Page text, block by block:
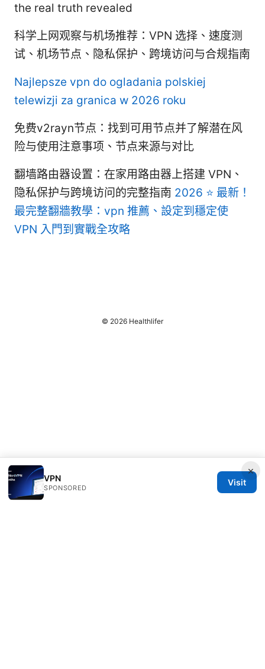
the real truth revealed
科学上网观察与机场推荐：VPN 选择、速度测
试、机场节点、隐私保护、跨境访问与合规指南
Najlepsze vpn do ogladania polskiej
telewizji za granica w 2026 roku
免费v2rayn节点：找到可用节点并了解潜在风
险与使用注意事项、节点来源与对比
翻墙路由器设置：在家用路由器上搭建 VPN、
隐私保护与跨境访问的完整指南 2026 ⭐ 最新！
最完整翻牆教學：vpn 推薦、設定到穩定使
VPN 入門到實戰全攻略
×
VPN
SPONSORED
Visit
© 2026 Healthlifer